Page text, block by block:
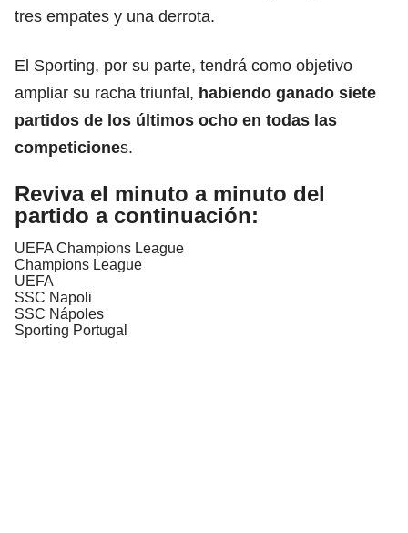
tres empates y una derrota.
El Sporting, por su parte, tendrá como objetivo
ampliar su racha triunfal, habiendo ganado siete
partidos de los últimos ocho en todas las
competiciones.
Reviva el minuto a minuto del
partido a continuación:
UEFA Champions League
Champions League
UEFA
SSC Napoli
SSC Nápoles
Sporting Portugal